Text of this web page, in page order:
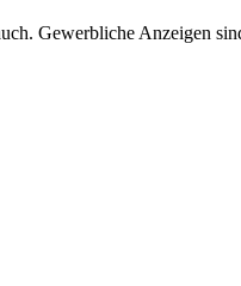
Gewerbliche Anzeigen